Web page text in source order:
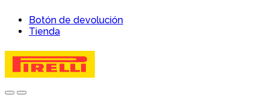
navigation
content
Botón de devolución
Tienda
OpenClose